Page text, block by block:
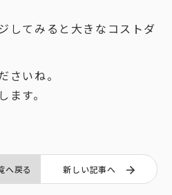
してみると大きなコストダ
さいね。
す。
へ戻る 新しい記事へ